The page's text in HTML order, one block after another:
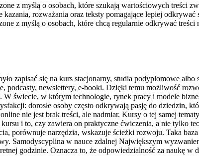
z myślą o osobach, które szukają wartościowych treści
rozważania oraz teksty pomagające lepiej
z myślą o osobach, które chcą regularnie odkrywać
zapisać się na kurs stacjonarny, studia podyplomowe
podcasty, newslettery, e-booki. Dzięki temu możliwość
świecie, w którym technologie, rynek pracy i modele
dorosłe osoby często odkrywają pasję do dziedzin,
nie jest brak treści, ale nadmiar. Kursy o tej samej
i to, czy zawiera on praktyczne ćwiczenia, a nie tylko
porównuje narzędzia, wskazuje ścieżki rozwoju. Taka
Samodyscyplina w nauce zdalnej Największym
godzinie. Oznacza to, że odpowiedzialność za naukę